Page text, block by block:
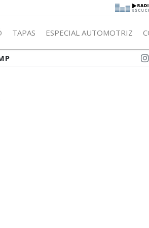
TAPAS ESPECIAL AUTOMOTRIZ